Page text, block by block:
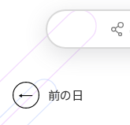
前の日